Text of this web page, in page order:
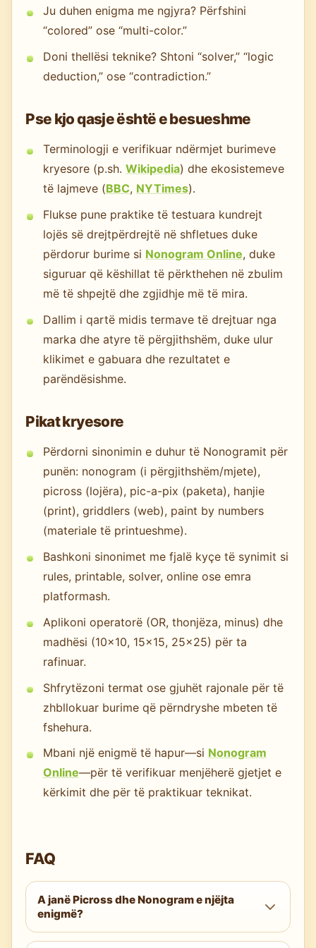
Ju duhen enigma me ngjyra? Përfshini
“colored” ose “multi-color.”
Doni thellësi teknike? Shtoni “solver,” “logic
deduction,” ose “contradiction.”
Pse kjo qasje është e besueshme
Terminologji e verifikuar ndërmjet burimeve
kryesore (p.sh. Wikipedia) dhe ekosistemeve
të lajmeve (BBC, NYTimes).
Flukse pune praktike të testuara kundrejt
lojës së drejtpërdrejtë në shfletues duke
përdorur burime si Nonogram Online, duke
siguruar që këshillat të përkthehen në zbulim
më të shpejtë dhe zgjidhje më të mira.
Dallim i qartë midis termave të drejtuar nga
marka dhe atyre të përgjithshëm, duke ulur
klikimet e gabuara dhe rezultatet e
parëndësishme.
Pikat kryesore
Përdorni sinonimin e duhur të Nonogramit për
punën: nonogram (i përgjithshëm/mjete),
picross (lojëra), pic-a-pix (paketa), hanjie
(print), griddlers (web), paint by numbers
(materiale të printueshme).
Bashkoni sinonimet me fjalë kyçe të synimit si
rules, printable, solver, online ose emra
platformash.
Aplikoni operatorë (OR, thonjëza, minus) dhe
madhësi (10x10, 15x15, 25x25) për ta
rafinuar.
Shfrytëzoni termat ose gjuhët rajonale për të
zhbllokuar burime që përndryshe mbeten të
fshehura.
Mbani një enigmë të hapur—si Nonogram
Online—për të verifikuar menjëherë gjetjet e
kërkimit dhe për të praktikuar teknikat.
FAQ
A janë Picross dhe Nonogram e njëjta
enigmë?
Po. Picross është një emër i lidhur me